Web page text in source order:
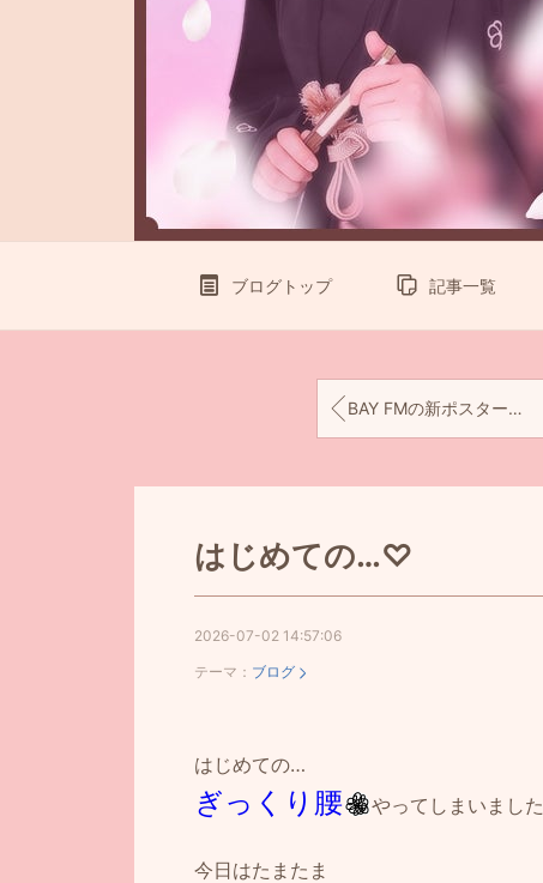
ブログトップ 記事一覧
BAY FMの新ポスター♡
はじめての…♡
2026-07-02 14:57:06
テーマ： ブログ
はじめての…
ぎっくり腰 やってしまいました
今日はたまたま